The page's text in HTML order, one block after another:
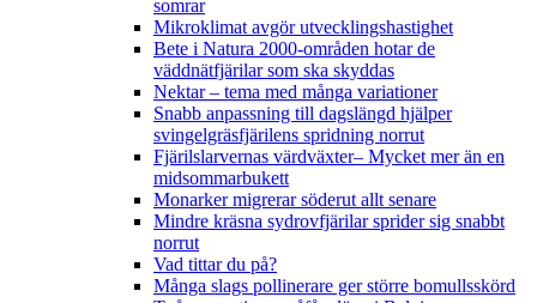
somrar
Mikroklimat avgör utvecklingshastighet
Bete i Natura 2000-områden hotar de
väddnätfjärilar som ska skyddas
Nektar – tema med många variationer
Snabb anpassning till dagslängd hjälper
svingelgräsfjärilens spridning norrut
Fjärilslarvernas värdväxter– Mycket mer än en
midsommarbukett
Monarker migrerar söderut allt senare
Mindre kräsna sydrovfjärilar sprider sig snabbt
norrut
Vad tittar du på?
Många slags pollinerare ger större bomullsskörd